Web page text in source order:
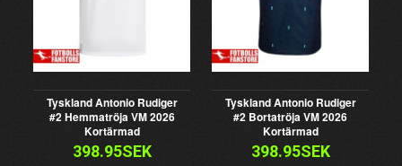
Tyskland Antonio Rudiger
#2 Hemmatröja VM 2026
Kortärmad
398.95SEK
Tyskland Antonio Rudiger
#2 Bortatröja VM 2026
Kortärmad
398.95SEK